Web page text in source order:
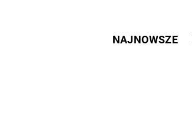
NAJNOWSZE